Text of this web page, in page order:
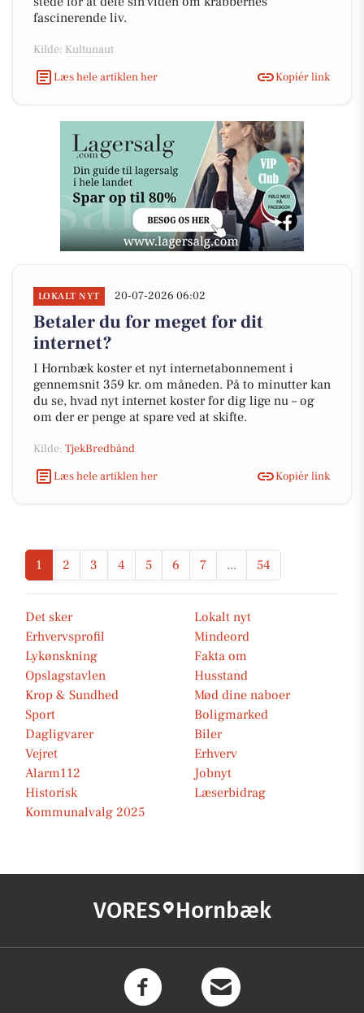
fascinerende liv.
Kilde: Kultunaut
Læs hele artiklen her
Kopiér link
LOKALT NYT 20-07-2026 06:02
Betaler du for meget for dit
internet?
I Hornbæk koster et nyt internetabonnement i
gennemsnit 359 kr. om måneden. På to minutter kan
du se, hvad nyt internet koster for dig lige nu – og
om der er penge at spare ved at skifte.
Kilde: TjekBredbånd
Læs hele artiklen her
Kopiér link
1 2 3 4 5 6 7 ... 54
Det sker
Lokalt nyt
Erhvervsprofil
Mindeord
Lykønskning
Fakta om
Opslagstavlen
Husstand
Krop & Sundhed
Mød dine naboer
Sport
Boligmarked
Dagligvarer
Biler
Vejret
Erhverv
Alarm112
Jobnyt
Historisk
Læserbidrag
Kommunalvalg 2025
VORES Hornbæk